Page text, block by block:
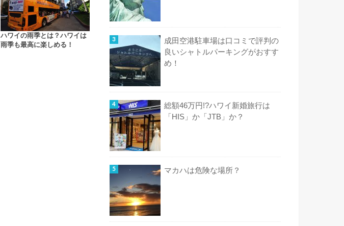
ハワイの雨季とは？ハワイは
雨季も最高に楽しめる！
成田空港駐車場は口コミで評判の
良いシャトルパーキングがおすす
め！
総額46万円!?ハワイ新婚旅行は
「HIS」か「JTB」か？
マカハは危険な場所？